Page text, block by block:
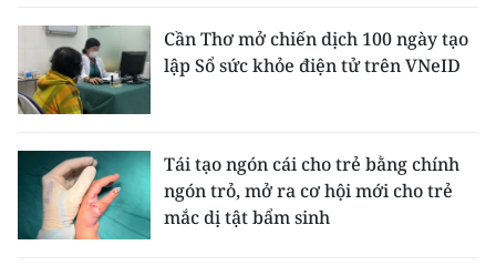
Cần Thơ mở chiến dịch 100 ngày tạo
lập Sổ sức khỏe điện tử trên VNeID
Tái tạo ngón cái cho trẻ bằng chính
ngón trỏ, mở ra cơ hội mới cho trẻ
mắc dị tật bẩm sinh